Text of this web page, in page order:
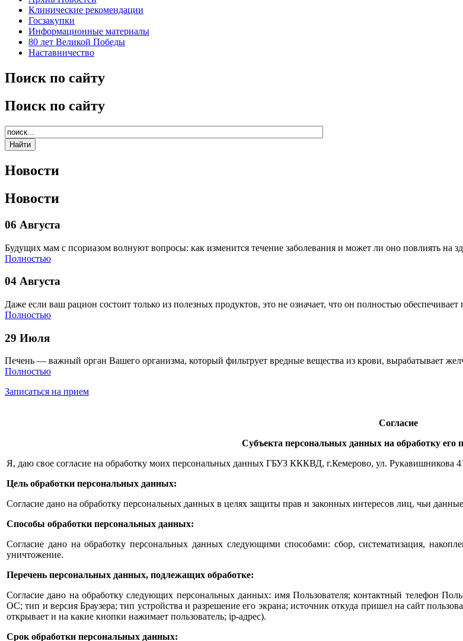
Клинические рекомендации
Госзакупки
Информационные материалы
80 лет Великой Победы
Наставничество
Поиск по сайту
Поиск по сайту
Новости
Новости
06 Августа
Будущих мам с псориазом волнуют вопросы: как изменится течение заболевания и может ли оно повлиять на
Полностью
04 Августа
Даже если ваш рацион состоит только из полезных продуктов, это не означает, что он полностью
Полностью
29 Июля
Печень — важный орган Вашего организма, который фильтрует вредные вещества из крови, вырабатывает
Полностью
Записаться на прием
Согласие
Субъекта персональных данных на обработку его
Я, даю свое согласие на обработку моих персональных данных ГБУЗ КККВД, г.Кемерово, ул. Рукавишникова
Цель обработки персональных данных:
Согласие дано на обработку персональных данных в целях защиты прав и законных интересов лиц, чьи
Способы обработки персональных данных:
Согласие дано на обработку персональных данных следующими способами: сбор, систематизация,
уничтожение.
Перечень персональных данных, подлежащих обработке:
Согласие дано на обработку следующих персональных данных: имя Пользователя; контактный телефон
ОС; тип и версия Браузера; тип устройства и разрешение его экрана; источник откуда пришел на сайт
открывает и на какие кнопки нажимает пользователь; ip-адрес).
Срок обработки персональных данных: